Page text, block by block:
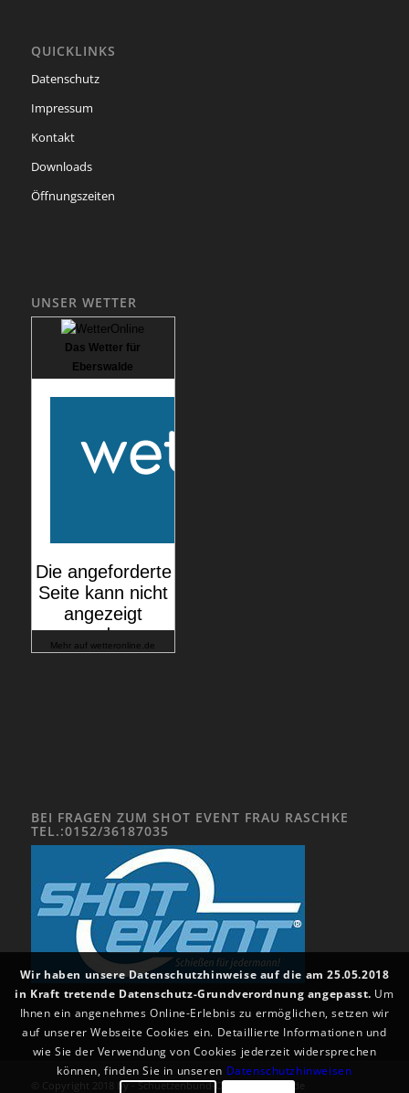
QUICKLINKS
Datenschutz
Impressum
Kontakt
Downloads
Öffnungszeiten
UNSER WETTER
Das Wetter für
Eberswalde
Mehr aufwetteronline.de
BEI FRAGEN ZUM SHOT EVENT FRAU RASCHKE
TEL.:0152/36187035
© Copyright 2018 by - Schuetzenbund-Oberbarnim-eV.de
Wir haben unsere Datenschutzhinweise auf die am 25.05.2018
in Kraft tretende Datenschutz-Grundverordnung angepasst. Um
Ihnen ein angenehmes Online-Erlebnis zu ermöglichen, setzen wir
auf unserer Webseite Cookies ein. Detaillierte Informationen und
wie Sie der Verwendung von Cookies jederzeit widersprechen
können, finden Sie in unseren Datenschutzhinweisen